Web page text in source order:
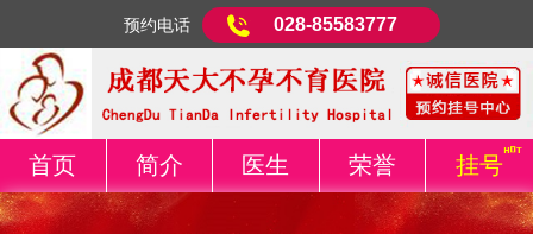
预约电话 028-85583777
首页 简介 医生 荣誉 挂号